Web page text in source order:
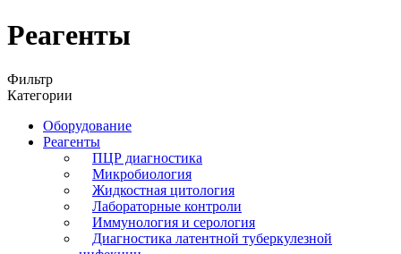
Реагенты
Фильтр
Категории
Оборудование
Реагенты
ПЦР диагностика
Микробиология
Жидкостная цитология
Лабораторные контроли
Иммунология и серология
Диагностика латентной туберкулезной